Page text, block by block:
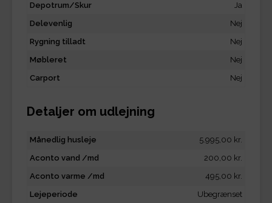
Depotrum/Skur
Ja
Delevenlig
Nej
Rygning tilladt
Nej
Møbleret
Nej
Carport
Nej
Detaljer om udlejning
Månedlig husleje
5.995,00 kr.
Aconto vand /md
200,00 kr.
Aconto varme /md
495,00 kr.
Lejeperiode
Ubegrænset